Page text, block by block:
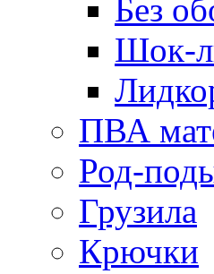
Без
Шок-
ПВА
Род-
Грузила
Крючки